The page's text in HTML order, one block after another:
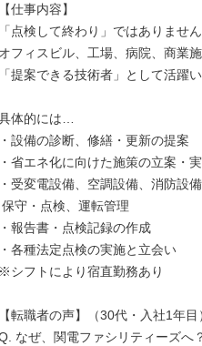
【仕事内容】
「点検して終わり」ではありません
オフィスビル、工場、病院、商業
「提案できる技術者」として活躍
体的には…
・設備の診断、修繕・更新の提案
・省エネ化に向けた施策の立案・
・受変電設備、空調設備、消防設
・報告書・点検記録の作成
・各種法定点検の実施と立会い
※シフトにより宿直勤務あり
【転職者の声】（30代・入社1年目
なぜ、関電ファシリティーズへ